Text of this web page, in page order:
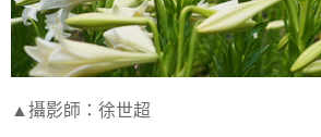
▲攝影師：徐世超